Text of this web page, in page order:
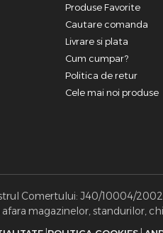
Produse Favorite
Cautare comanda
Livrare si plata
Cum cumpar?
Politica de retur
Cele mai noi produse
Comertului: J40/10004/
magazinelor, standurilor,